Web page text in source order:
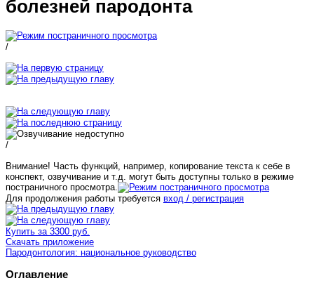
болезней пародонта
/
/
Внимание! Часть функций, например, копирование текста к себе в
конспект, озвучивание и т.д. могут быть доступны только в режиме
постраничного просмотра.
Для продолжения работы требуется вход / регистрация
Купить за 3300 руб.
Скачать приложение
Пародонтология: национальное руководство
Оглавление